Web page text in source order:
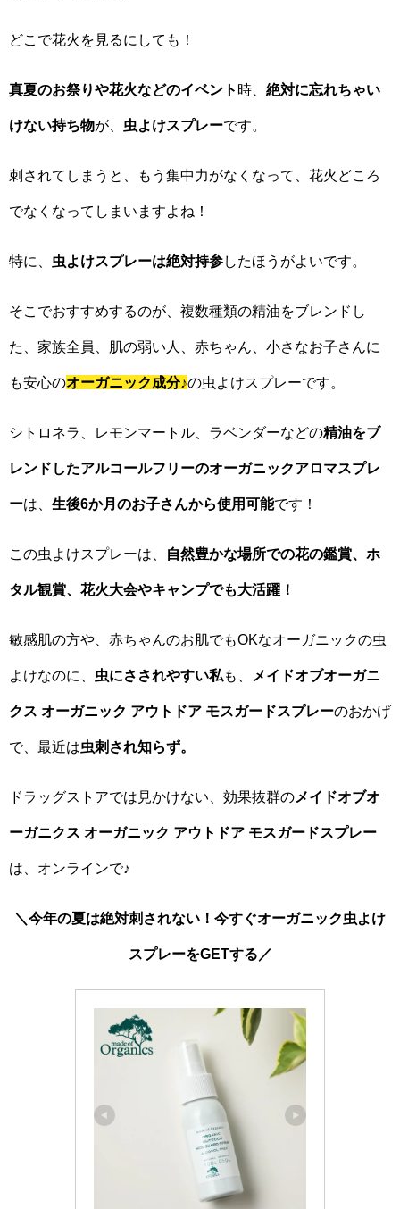
どこで花火を見るにしても！
真夏のお祭りや花火などのイベント 時、 絶対に忘れちゃい
けない持ち物が、 虫よけスプレーです。
刺されてしまうと、もう集中力がなくなって、花火どころ
でなくなってしまいますよね！
特に、 虫よけスプレーは絶対持参したほうがよいです。
そこでおすすめするのが、複数種類の精油をブレンドし
た、家族全員、肌の弱い人、赤ちゃん、小さなお子さんに
も安心のオーガニック成分♪の虫よけスプレーです。
シトロネラ、レモンマートル、ラベンダーなどの精油をブ
レンドしたアルコールフリーのオーガニックアロマスプレ
ーは、 生後6か月のお子さんから使用可能です！
この虫よけスプレーは、 自然豊かな場所での花の鑑賞、ホ
タル観賞、花火大会やキャンプでも大活躍！
敏感肌の方や、赤ちゃんのお肌でもOKなオーガニックの虫
よけなのに、 虫にさされやすい私も、 メイドオブオーガニ
クス オーガニック アウトドア モスガードスプレーのおかげ
で、最近は虫刺され知らず。
ドラッグストアでは見かけない、効果抜群のメイドオブオ
ーガニクス オーガニック アウトドア モスガードスプレー
は、オンラインで♪
＼今年の夏は絶対刺されない！今すぐオーガニック虫よけ
スプレーをGETする／